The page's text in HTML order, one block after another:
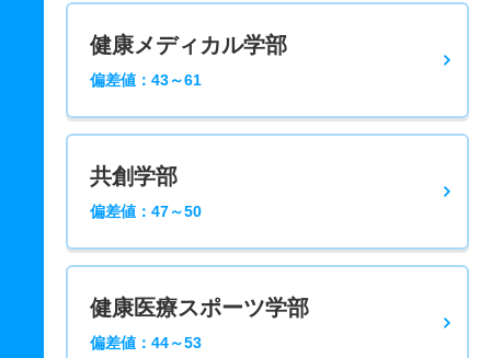
健康メディカル学部
偏差値：43～61
共創学部
偏差値：47～50
健康医療スポーツ学部
偏差値：44～53